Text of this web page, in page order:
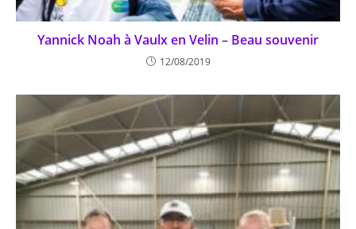
Yannick Noah à Vaulx en Velin – Beau souvenir
12/08/2019